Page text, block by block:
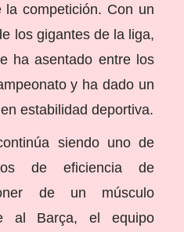
competición. Con un
los gigantes de la liga,
ha asentado entre los
y ha dado un
estabilidad deportiva.
siendo uno de
de eficiencia de
de un músculo
al Barça, el equipo